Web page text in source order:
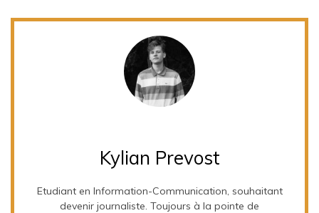
Kylian Prevost
Etudiant en Information-Communication, souhaitant
devenir journaliste. Toujours à la pointe de